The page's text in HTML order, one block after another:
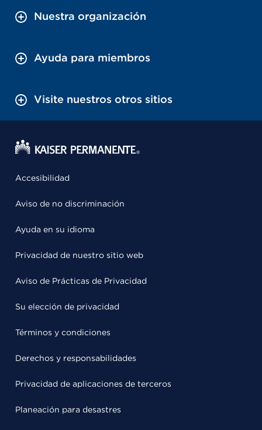
Nuestra organización
Ayuda para miembros
Visite nuestros otros sitios
Accesibilidad
Aviso de no discriminación
Ayuda en su idioma
Privacidad de nuestro sitio web
Aviso de Prácticas de Privacidad
Su elección de privacidad
Términos y condiciones
Derechos y responsabilidades
Privacidad de aplicaciones de terceros
Planeación para desastres